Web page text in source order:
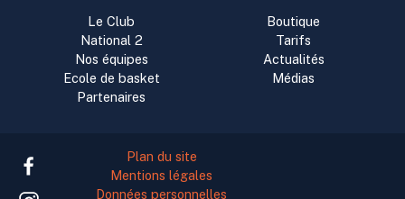
Le Club
National 2
Nos équipes
Ecole de basket
Partenaires
Boutique
Tarifs
Actualités
Médias
Plan du site
Mentions légales
Données personnelles